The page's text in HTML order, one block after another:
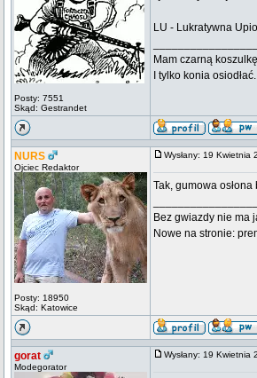
Posty: 7551
Skąd: Gestrandet
LU - Lukratywna
Mam czarną
I tylko konia
NURS
Ojciec Redaktor
Posty: 18950
Skąd: Katowice
Wysłany: 19
Tak, gumowa osłona
Bez gwiazdy nie ma
Nowe na stronie:
gorat
Modegorator
Wysłany: 19